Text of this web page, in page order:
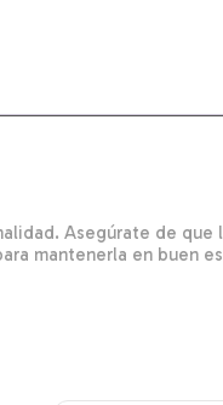
Asegúrate de que
mantenerla en buen